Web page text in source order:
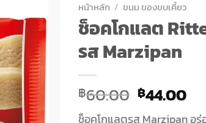
Add to
Wishlist
หน้าหลัก / ขนม ของขบเคี้ยว
ช็อคโกแลต
รส Marzipan
฿60.00 Original
price
฿44.00
ช็อคโกแลตรส Marzipan อ